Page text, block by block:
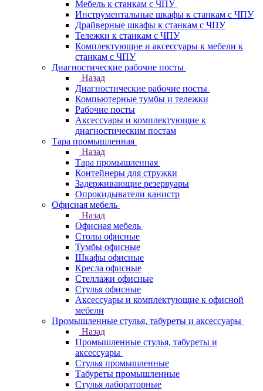
Мебель к станкам с ЧПУ
Инструментальные шкафы к станкам с ЧПУ
Драйверные шкафы к станкам с ЧПУ
Тележки к станкам с ЧПУ
Комплектующие и аксессуары к мебели к
станкам с ЧПУ
Диагностические рабочие посты
Назад
Диагностические рабочие посты
Компьютерные тумбы и тележки
Рабочие посты
Аксессуары и комплектующие к
диагностическим постам
Тара промышленная
Назад
Тара промышленная
Контейнеры для стружки
Задерживающие резервуары
Опрокидыватели канистр
Офисная мебель
Назад
Офисная мебель
Столы офисные
Тумбы офисные
Шкафы офисные
Кресла офисные
Стеллажи офисные
Стулья офисные
Аксессуары и комплектующие к офисной
мебели
Промышленные стулья, табуреты и аксессуары
Назад
Промышленные стулья, табуреты и
аксессуары
Стулья промышленные
Табуреты промышленные
Стулья лабораторные